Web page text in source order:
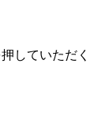
していただく